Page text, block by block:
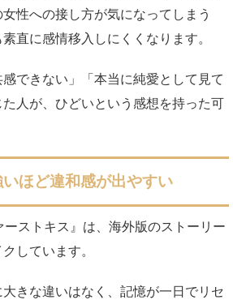
性への接し方が気になってしまう
直に感情移入しにくくなります。
できない」「本当に純愛として見て
人が、ひどいという感想を持った可
ほど違和感が出やすい
ーストキス』は、海外版のストーリー
しています。
きな違いはなく、記憶が一日でリセ